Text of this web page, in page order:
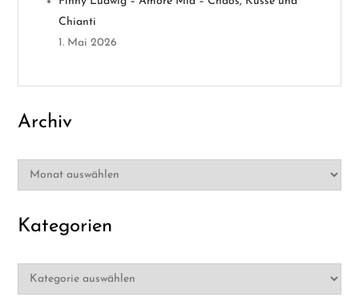
Chianti
1. Mai 2026
Archiv
Archiv
Kategorien
Kategorien